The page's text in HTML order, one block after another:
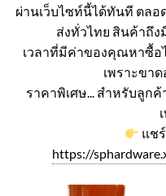
ผ่านเว็บไซท์นี้ได้ทันที ตลอ
ส่งทั่วไทย สินค้าถึ
เวลาที่มีค่าของคุณหาซื้อ
เพราะขา
ราคาพิเศษ... สำหรับลูก
แช
https://